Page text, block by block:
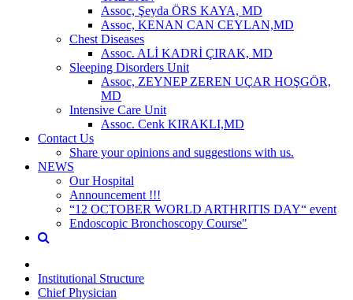
Assoc, Şeyda ÖRS KAYA, MD
Assoc, KENAN CAN CEYLAN,MD
Chest Diseases
Assoc. ALİ KADRİ ÇIRAK, MD
Sleeping Disorders Unit
Assoc, ZEYNEP ZEREN UÇAR HOŞGÖR,
MD
Intensive Care Unit
Assoc. Cenk KIRAKLI,MD
Contact Us
Share your opinions and suggestions with us.
NEWS
Our Hospital
Announcement !!!
“12 OCTOBER WORLD ARTHRITIS DAY“ event
Endoscopic Bronchoscopy Course"
Institutional Structure
Chief Physician